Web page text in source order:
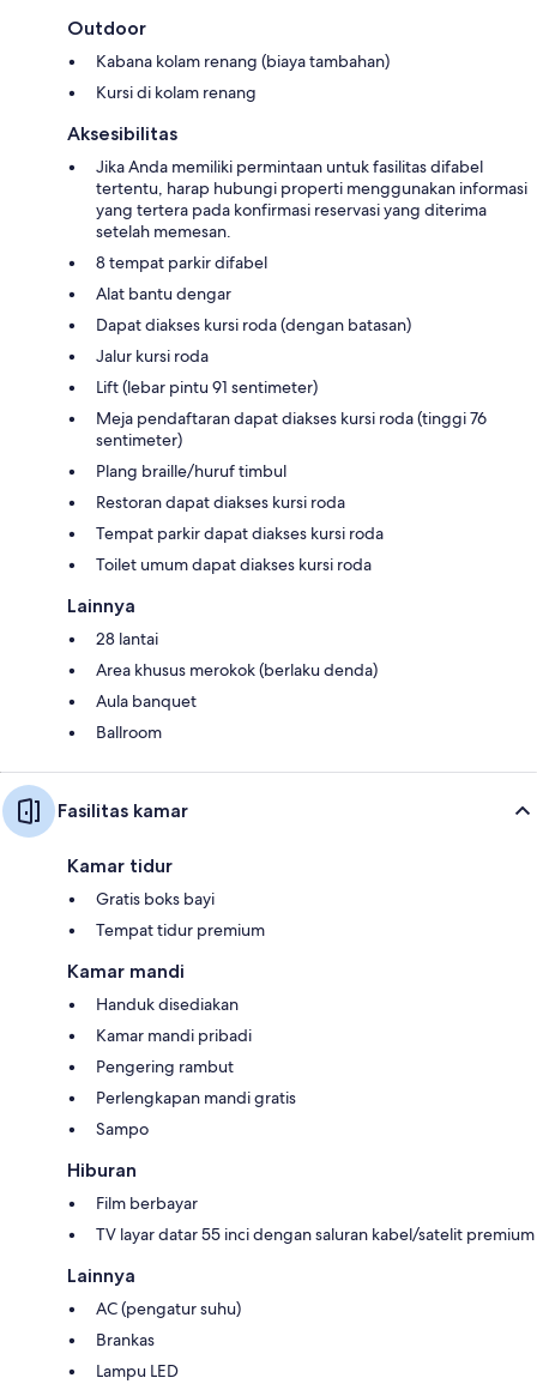
Outdoor
Kabana kolam renang (biaya tambahan)
Kursi di kolam renang
Aksesibilitas
Jika Anda memiliki permintaan untuk fasilitas difabel
tertentu, harap hubungi properti menggunakan informasi
yang tertera pada konfirmasi reservasi yang diterima
setelah memesan.
8 tempat parkir difabel
Alat bantu dengar
Dapat diakses kursi roda (dengan batasan)
Jalur kursi roda
Lift (lebar pintu 91 sentimeter)
Meja pendaftaran dapat diakses kursi roda (tinggi 76
sentimeter)
Plang braille/huruf timbul
Restoran dapat diakses kursi roda
Tempat parkir dapat diakses kursi roda
Toilet umum dapat diakses kursi roda
Lainnya
28 lantai
Area khusus merokok (berlaku denda)
Aula banquet
Ballroom
Fasilitas kamar
Kamar tidur
Gratis boks bayi
Tempat tidur premium
Kamar mandi
Handuk disediakan
Kamar mandi pribadi
Pengering rambut
Perlengkapan mandi gratis
Sampo
Hiburan
Film berbayar
TV layar datar 55 inci dengan saluran kabel/satelit premium
Lainnya
AC (pengatur suhu)
Brankas
Lampu LED